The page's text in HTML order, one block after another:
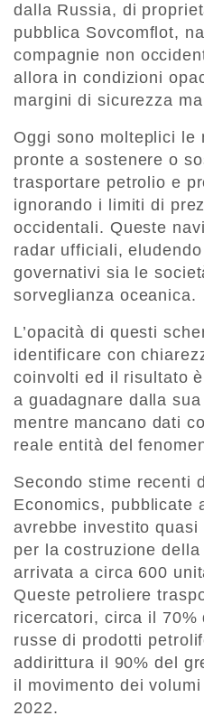
dalla Russia, di
pubblica Sovcomflot,
compagnie non
allora in condizioni
margini di sicurezza
Oggi sono molteplici le
pronte a sostenere o
trasportare petrolio e
ignorando i limiti di
occidentali. Queste
radar ufficiali,
governativi sia le
sorveglianza oceanica.
L’opacità di questi
identificare con
coinvolti ed il risultato
a guadagnare dalla
mentre mancano dati
reale entità del
Secondo stime recenti
Economics, pubblicate
avrebbe investito
per la costruzione
arrivata a circa 600
Queste petroliere
ricercatori, circa il 70%
russe di prodotti
addirittura il 90% del
il movimento dei
2022.